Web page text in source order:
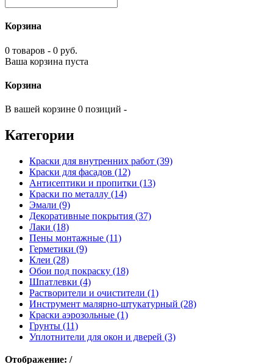
Корзина
0 товаров - 0 руб.
Ваша корзина пуста
Корзина
В вашей корзине 0 позиций -
Категории
Краски для внутренних работ (39)
Краски для фасадов (12)
Антисептики и пропитки (13)
Краски по металлу (14)
Эмали (9)
Декоративные покрытия (37)
Лаки (18)
Пены монтажные (11)
Герметики (9)
Клеи (28)
Обои под покраску (18)
Шпатлевки (4)
Растворители и очистители (1)
Инструмент малярно-штукатурный (28)
Краски аэрозольные (1)
Грунты (11)
Уплотнители для окон и дверей (3)
Отображение: /